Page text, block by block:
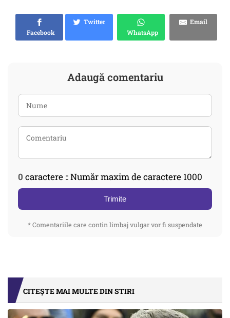
Facebook
Twitter
WhatsApp
Email
Adaugă comentariu
0 caractere :: Număr maxim de caractere 1000
Trimite
* Comentariile care contin limbaj vulgar vor fi suspendate
CITEȘTE MAI MULTE DIN STIRI